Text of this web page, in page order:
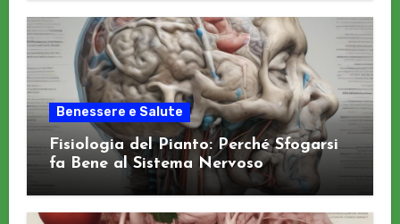
Benessere e Salute
Fisiologia del Pianto: Perché Sfogarsi
fa Bene al Sistema Nervoso